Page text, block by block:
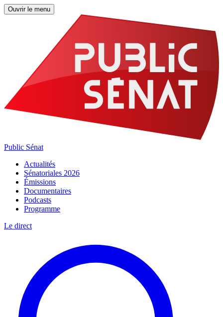
Ouvrir le menu
Public Sénat
Actualités
Sénatoriales 2026
Émissions
Documentaires
Podcasts
Programme
Le direct